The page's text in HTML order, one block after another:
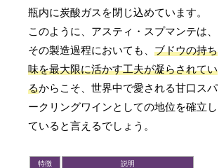
瓶内に炭酸ガスを閉じ込めています。
このように、アスティ・スプマンテは、
その製造過程においても、ブドウの持ち
味を最大限に活かす工夫が凝らされてい
るからこそ、世界中で愛される甘口スパ
ークリングワインとしての地位を確立し
ていると言えるでしょう。
特徴 説明